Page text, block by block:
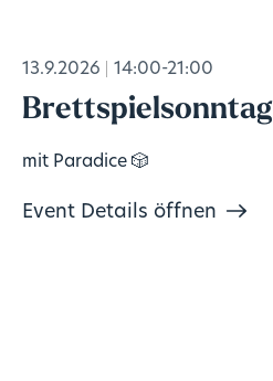
13.9.2026 14:00-21:00
mit Paradice 🎲
Event Details öffnen